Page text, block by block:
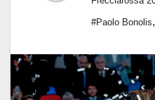
#Paolo Bonolis,